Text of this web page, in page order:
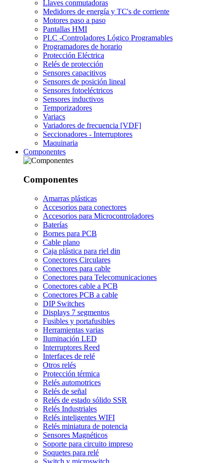
Llaves conmutadoras
Medidores de energía y TC's de corriente
Motores paso a paso
Pantallas HMI
PLC -Controladores Lógico Programables
Programadores de horario
Protección Eléctrica
Relés de protección
Sensores capacitivos
Sensores de posición lineal
Sensores fotoeléctricos
Sensores inductivos
Temporizadores
Variacs
Variadores de frecuencia [VDF]
Seccionadores - Interruptores
Maquinaria
Componentes
Componentes
Amarras plásticas
Accesorios para conectores
Accesorios para Microcontroladores
Baterías
Bornes para PCB
Cable plano
Caja plástica para riel din
Conectores Circulares
Conectores para cable
Conectores para Telecomunicaciones
Conectores cable a PCB
Conectores PCB a cable
DIP Switches
Displays 7 segmentos
Fusibles y portafusibles
Herramientas varias
Iluminación LED
Interruptores Reed
Interfaces de relé
Otros relés
Protección térmica
Relés automotrices
Relés de señal
Relés de estado sólido SSR
Relés Industriales
Relés inteligentes WIFI
Relés miniatura de potencia
Sensores Magnéticos
Soporte para circuito impreso
Soquetes para relé
Switch y microswitch